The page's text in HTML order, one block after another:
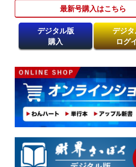
最新号購入はこちら​
デジタル版
購入
デジ
ログ